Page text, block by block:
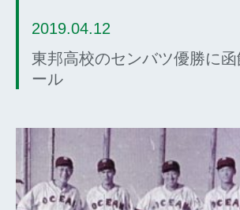
2019.04.12
東邦高校のセンバツ優勝に函
ール